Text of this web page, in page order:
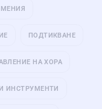
ПОДТИКВАНЕ
НА ХОРА
ИНСТРУМЕНТИ